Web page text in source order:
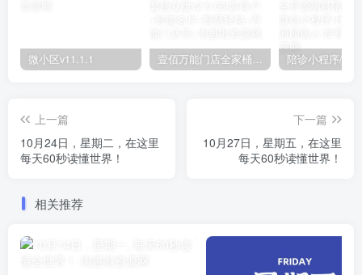
微小区v11.1.1 壹佰万能门店全家桶10套独立版v2.6.68(​多商户+智能名片+智慧轻站+万能门店等)
上一篇
10月24日，星期二，在这里
每天60秒读懂世界！
下一篇
10月27日，星期五，在这里
每天60秒读懂世界！
相关推荐